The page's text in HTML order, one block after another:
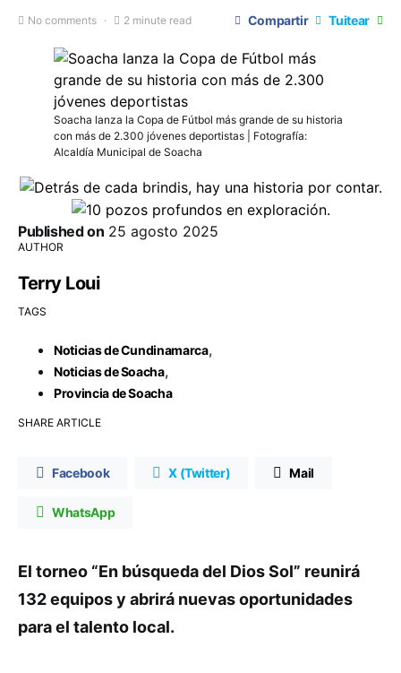
No comments 2 minute read Compartir Tuitear
Soacha lanza la Copa de Fútbol más grande de su historia
con más de 2.300 jóvenes deportistas | Fotografía:
Alcaldía Municipal de Soacha
Published on 25 agosto 2025
AUTHOR
Terry Loui
TAGS
Noticias de Cundinamarca,
Noticias de Soacha,
Provincia de Soacha
SHARE ARTICLE
Facebook X (Twitter) Mail
WhatsApp
El torneo “En búsqueda del Dios Sol” reunirá
132 equipos y abrirá nuevas oportunidades
para el talento local.